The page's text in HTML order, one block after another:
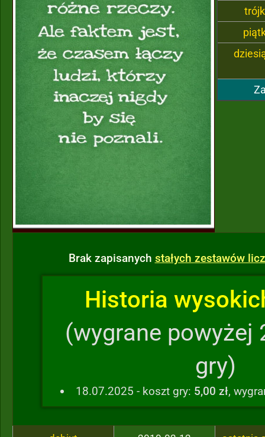
Brak zapisanych stałych zestawów
Historia
(wygrane powyżej
gry)
18.07.2025 - koszt gry: 5,00 zł,